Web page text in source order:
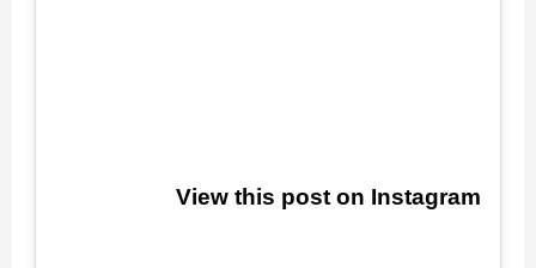
View this post on Instagram